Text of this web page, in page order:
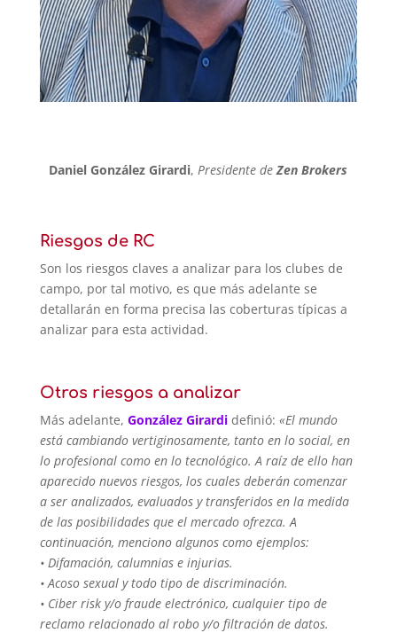
Daniel González Girardi, Presidente deZen Brokers
Riesgos de RC
Son los riesgos claves a analizar para los clubes de
campo, por tal motivo, es que más adelante se
detallarán en forma precisa las coberturas típicas a
analizar para esta actividad.
Otros riesgos a analizar
Más adelante, González Girardidefinió: «El mundo
está cambiando vertiginosamente, tanto en lo social, en
lo profesional como en lo tecnológico. A raíz de ello han
aparecido nuevos riesgos, los cuales deberán comenzar
a ser analizados, evaluados y transferidos en la medida
de las posibilidades que el mercado ofrezca. A
continuación, menciono algunos como ejemplos:
• Difamación, calumnias e injurias.
• Acoso sexual y todo tipo de discriminación.
• Ciber risk y/o fraude electrónico, cualquier tipo de
reclamo relacionado al robo y/o filtración de datos.